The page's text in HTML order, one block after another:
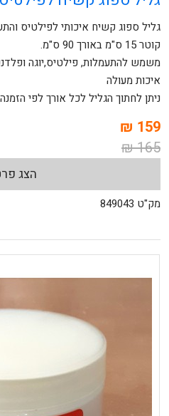
גליל ספוג קשיח איכותי לפילטיס
קוטר 15 ס"מ באורך 90 ס"מ.
משמש להתעמלות, פילטיס,יוגה
איכות מעולה
ניתן לחתוך הגליל לכל אורך לפי הזמנה
159 ₪
165 ₪
הצג
מק"ט 849043